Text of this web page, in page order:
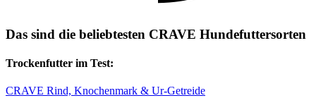
Das sind die beliebtesten CRAVE Hundefuttersorten
Trockenfutter im Test:
CRAVE Rind, Knochenmark & Ur-Getreide